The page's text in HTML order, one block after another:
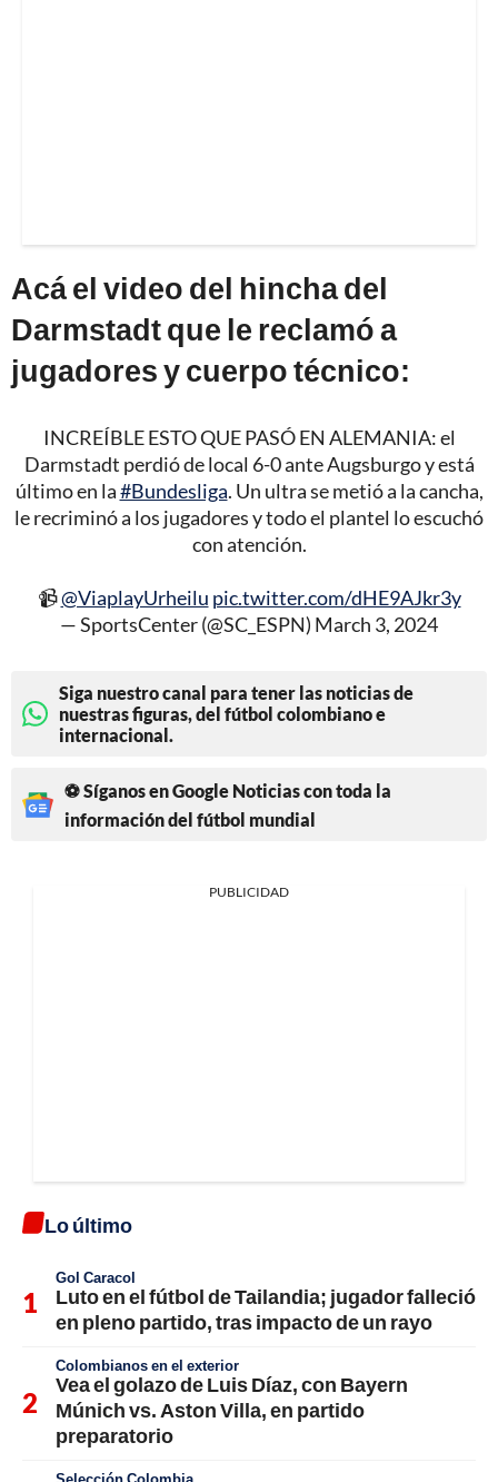
Acá el video del hincha del
Darmstadt que le reclamó a
jugadores y cuerpo técnico:
INCREÍBLE ESTO QUE PASÓ EN ALEMANIA: el
Darmstadt perdió de local 6-0 ante Augsburgo y está
último en la#Bundesliga. Un ultra se metió a la cancha,
le recriminó a los jugadores y todo el plantel lo escuchó
con atención.
📹@ViaplayUrheilu pic.twitter.com/dHE9AJkr3y
— SportsCenter (@SC_ESPN) March 3, 2024
Siga nuestro canal para tener las noticias de
nuestras figuras, del fútbol colombiano e
internacional.
⚽ Síganos en Google Noticias con toda la
información del fútbol mundial
PUBLICIDAD
Lo último
Gol Caracol
Luto en el fútbol de Tailandia; jugador falleció
en pleno partido, tras impacto de un rayo
Colombianos en el exterior
Vea el golazo de Luis Díaz, con Bayern
Múnich vs. Aston Villa, en partido
preparatorio